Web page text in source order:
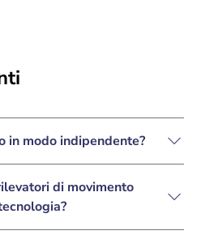
in modo indipendente?
di movimento